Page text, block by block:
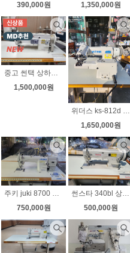
390,000원
1,350,000원
중고 썬택 상하송 지그재그미싱 자동급유 무소음 속도조절 상하정지 상태좋아요
1,500,000원
위더스 ks-812d 공업용 스쿠이미싱 단뜨기미싱 무소음 속도조절 새제품
1,650,000원
주키 juki 8700 다이렉트 자동사절미싱 무소음 속도조절 노루발9가지 상태좋아요
750,000원
썬스타 340bl 상하송미싱 가죽 천막 무소음모터
500,000원